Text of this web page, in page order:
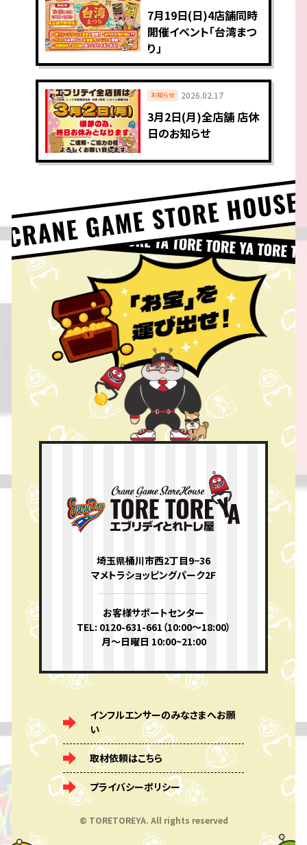
7月19日(日)4店舗同時
開催イベント「台湾まつ
り」
お知らせ
3月2日(月)全店舗 店休
日のお知らせ
2026.02.17
埼玉県桶川市西2丁目9−36
マメトラショッピングパーク2F
お客様サポートセンター
TEL: 0120-631-661（10:00〜18:00）
月〜日曜日 10:00~21:00
インフルエンサーのみなさまへお願
い
取材依頼はこちら
プライバシーポリシー
© TORETOREYA. All rights reserved